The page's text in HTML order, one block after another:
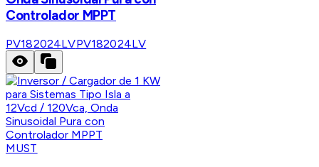
Controlador MPPT
PV182024LVPV182024LV
MUST